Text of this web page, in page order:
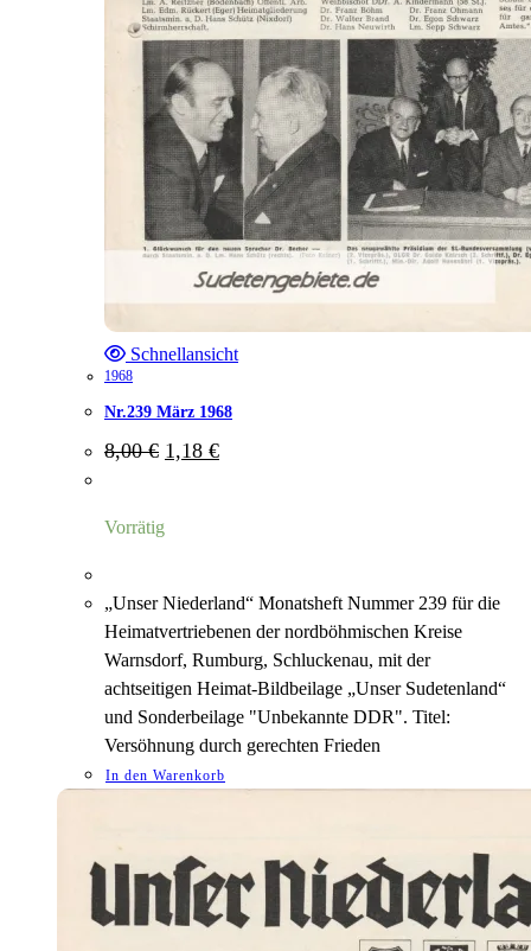
Schnellansicht
1968
Nr.239 März 1968
8,00€ Ursprünglicher
Preis
1,18 €Aktueller
Vorrätig
„Unser Niederland“ Monatsheft Nummer 239 für die
Heimatvertriebenen der nordböhmischen Kreise
Warnsdorf, Rumburg, Schluckenau, mit der
achtseitigen Heimat-Bildbeilage „Unser Sudetenland“
und Sonderbeilage "Unbekannte DDR". Titel:
Versöhnung durch gerechten Frieden
In den Warenkorb